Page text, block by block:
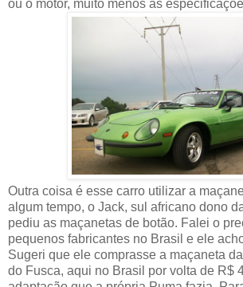
ou o motor, muito menos as
Outra coisa é esse carro utilizar a
algum tempo, o Jack, sul africano dono
pediu as maçanetas de botão. Falei o
pequenos fabricantes no Brasil e ele
Sugeri que ele comprasse a maçaneta
do Fusca, aqui no Brasil por volta de R$